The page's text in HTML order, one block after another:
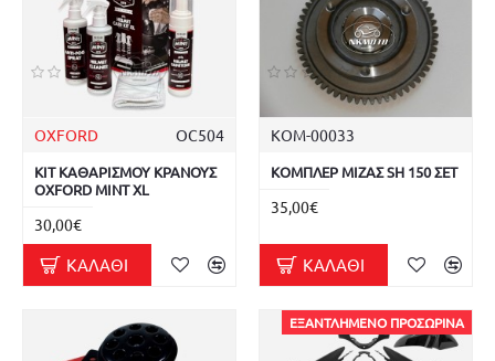
OXFORD OC504
ΚΙΤ ΚΑΘΑΡΙΣΜΟΥ ΚΡΑΝΟΥΣ
OXFORD MINT XL
30,00€
ΚΑΛΆΘΙ
ΚΟΜ-00033
ΚΟΜΠΛΕΡ ΜΙΖΑΣ SH 150 ΣΕΤ
35,00€
ΚΑΛΆΘΙ
ΕΞΑΝΤΛΗΜΈΝΟ ΠΡΟΣΩΡΙΝΆ